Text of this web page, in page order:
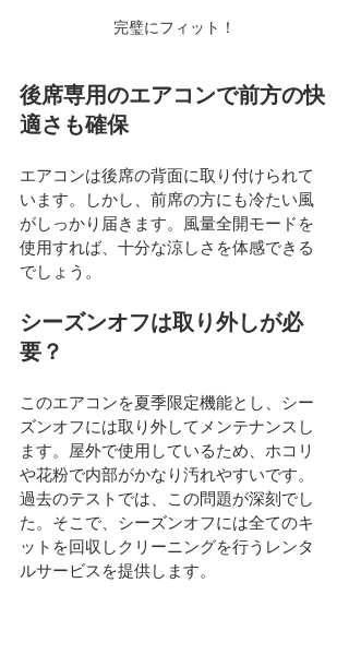
完璧にフィット！
後席専用のエアコンで前方の快
適さも確保
エアコンは後席の背面に取り付けられて
います。しかし、前席の方にも冷たい風
がしっかり届きます。風量全開モードを
使用すれば、十分な涼しさを体感できる
でしょう。
シーズンオフは取り外しが必
要？
このエアコンを夏季限定機能とし、シー
ズンオフには取り外してメンテナンスし
ます。屋外で使用しているため、ホコリ
や花粉で内部がかなり汚れやすいです。
過去のテストでは、この問題が深刻でし
た。そこで、シーズンオフには全てのキ
ットを回収しクリーニングを行うレンタ
ルサービスを提供します。